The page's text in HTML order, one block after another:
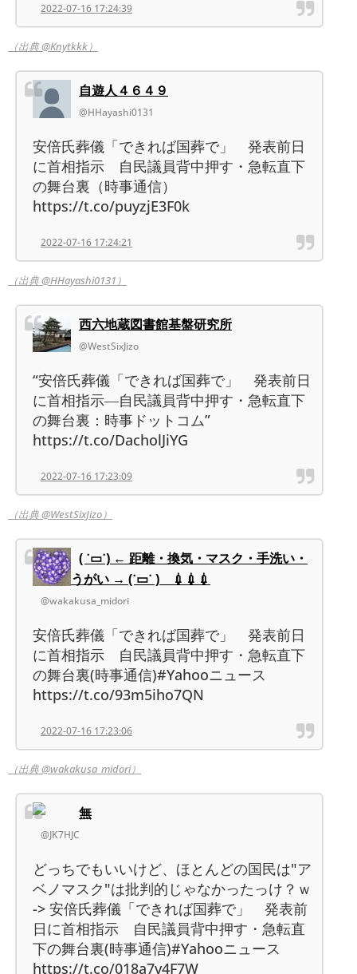
2022-07-16 17:24:39
（出典 @Knytkkk）
自遊人４６４９
@HHayashi0131
安倍氏葬儀「できれば国葬で」 発表前日
に首相指示 自民議員背中押す・急転直下
の舞台裏（時事通信）
https://t.co/puyzjE3F0k
2022-07-16 17:24:21
（出典 @HHayashi0131）
西六地蔵図書館基盤研究所
@WestSixJizo
“安倍氏葬儀「できれば国葬で」 発表前日
に首相指示―自民議員背中押す・急転直下
の舞台裏：時事ドットコム”
https://t.co/DacholJiYG
2022-07-16 17:23:09
（出典 @WestSixJizo）
( ˙▭˙) ← 距離・換気・マスク・手洗い・
うがい → (˙▭˙ ) 💉💉💉
@wakakusa_midori
安倍氏葬儀「できれば国葬で」 発表前日
に首相指示 自民議員背中押す・急転直下
の舞台裏(時事通信)#Yahooニュース
https://t.co/93m5iho7QN
2022-07-16 17:23:06
（出典 @wakakusa_midori）
無
@JK7HJC
どっちでもいいけど、ほとんどの国民は"ア
ベノマスク"は批判的じゃなかったっけ？ｗ
-> 安倍氏葬儀「できれば国葬で」 発表前
日に首相指示 自民議員背中押す・急転直
下の舞台裏(時事通信)#Yahooニュース
https://t.co/018a7v4F7W